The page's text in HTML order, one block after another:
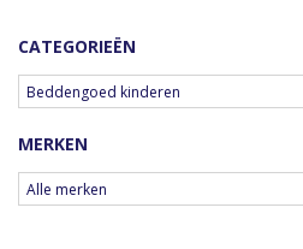
CATEGORIEËN
MERKEN